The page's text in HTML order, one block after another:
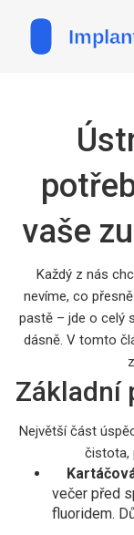
vaše
Každý z nás
nevíme, co
pastě – jde o celý
dásně. V tomto
Základní
Největší část
čistota,
večer před
fluoridem.